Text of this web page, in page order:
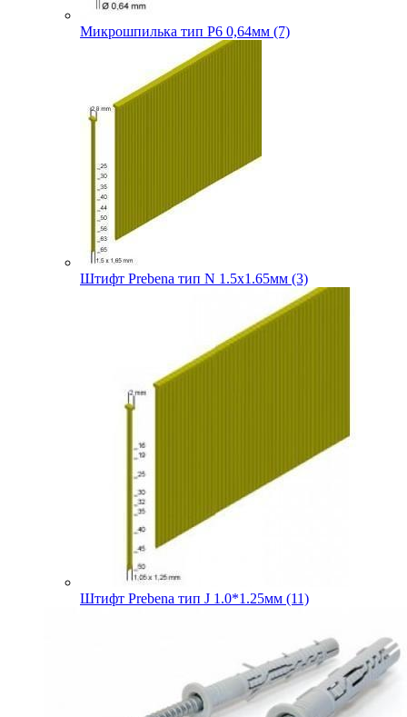
Микрошпилька тип P6 0,64мм (7)
Штифт Prebena тип N 1.5х1.65мм (3)
Штифт Prebena тип J 1.0*1.25мм (11)